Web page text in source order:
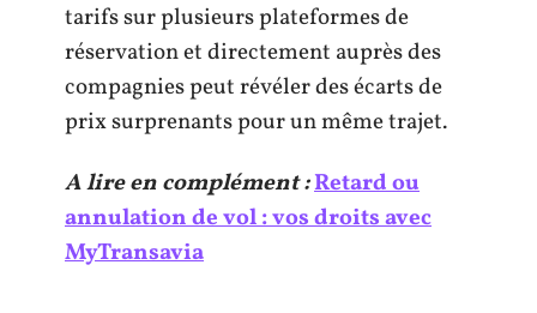
tarifs sur plusieurs plateformes de
réservation et directement auprès des
compagnies peut révéler des écarts de
prix surprenants pour un même trajet.
A lire en complément :Retard ou
annulation de vol : vos droits avec
MyTransavia